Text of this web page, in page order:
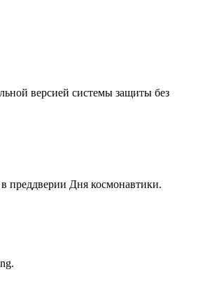
версией системы защиты без
преддверии Дня космонавтики.